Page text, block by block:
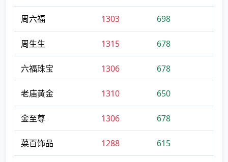
周六福 1303 698
周生生 1315 678
六福珠宝 1306 678
老庙黄金 1310 650
金至尊 1306 678
菜百饰品 1288 615